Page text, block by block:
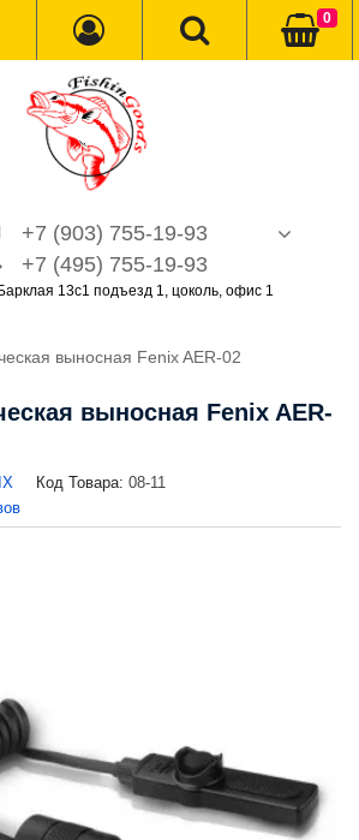
+7 (903) 755-19-93
+7 (495) 755-19-93
13с1 подъезд 1, цоколь, офис 1
0
выносная Fenix AER-02
выносная Fenix AER-
Код Товара: 08-11